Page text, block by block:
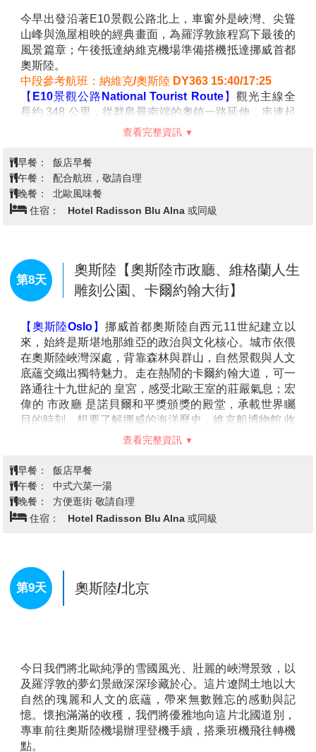
【斯沃維爾Svolvaer】羅弗敦群島的行政中心，也是進
入群島的重要門戶。港灣中漁船穿梭，岸邊彩色木屋與
藝術畫廊錯落林立，展現出漁業傳統與現代藝術交融的
氛圍。這裡長久以來是挪威鱈魚捕撈的重要基地，漫步
小鎮即可感受到濃厚的海洋氣息。冬夜裡，斯沃維爾常
景色如畫。小鎮兼具便利與魅力，是探索羅弗敦群島的
最佳起點。
【雷克內斯】是群島的重要交通與商業中心之一。由於
地處 E10 景觀公路樞紐位置，這裡成為往返南北漁村與
峽灣的重要中繼點。相較傳統漁村氛圍，雷克內斯更像
是一座小城鎮，擁有商店、餐廳與機場設施，展現出的
水聞名。海灣被群山環繞，景色壯麗開闊，讓人彷彿置
身北極的仙境。陽光灑落在沙灘與浪花上，色彩清澈明
亮，是攝影愛好者心中的天堂。傍晚時分，夕陽餘暉映
季更是極光熱點之一，光帶在夜空中舞動，與靜謐海岸
交織成難忘的畫面。
【努斯峽灣Nusfjord】是挪威保存最完整的傳統漁村之
一。這座小漁村因峽灣地形得名，最早可追溯至數百年
前的捕魚歷史，曾是北大西洋鱈魚捕撈的重要據點。村
中一排排紅色與黃色的木造漁屋依山傍海而建，倒映在
清澈海水之中，畫面如同走入北歐油畫。漫步在木棧道
上，可以看到仍保存的古老魚油廠、碼頭與小型商舖，
被列入挪威文化遺產。
特別安排【傳統海畔漁屋Rorbuer】
特色的住宿體驗，莫過於入住傳統的紅色漁屋。這些木
造小屋原本是供遠道而來的漁夫在鱈魚季節落腳的臨時
光，氛圍浪漫而純淨。屋內保留木質結構，搭配現代化
設備，既有溫馨懷舊的氣息，又兼顧舒適便利。
早餐：
飯店早餐
午餐：
北歐風味餐
第6天
挪威最美村莊~雷納→孤獨星球封面~
哈姆諾伊漁村→世界的盡頭~奧鎮A→
斯沃爾韋爾
走完，卻能讓人沉浸在峽灣與群山交織的壯麗景色中，
久久不願離去。
【哈姆諾伊漁村Hamnoy】
經典，曾登上《孤獨星球》封面，成為全球旅人心中最
嚮往的北歐畫面。
【奧鎮A】位於羅浮敦群島最南端，以僅有一個字母
「A」的名稱，成為世界最短地名之一。這裡被譽為
「世界的盡頭」，小鎮三面環山、一面臨海，宛如與世
隔絕的秘境。 沿岸一排排紅色木造漁屋錯落在峽灣與碼
早餐： 飯店早餐
午餐： 北歐風味餐
晚餐： 方便逛街，敬請自理
住宿： Hotel Scandic Svolvæ 或 Thon Hotel Lofoten 或同